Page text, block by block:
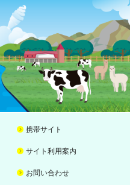
携帯サイト
サイト利用案内
お問い合わせ